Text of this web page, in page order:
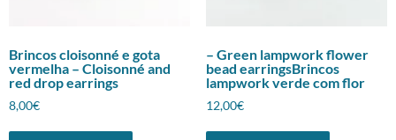
Brincos cloisonné e gota
vermelha – Cloisonné and
red drop earrings
8,00€
– Green lampwork flower
bead earringsBrincos
lampwork verde com flor
12,00€